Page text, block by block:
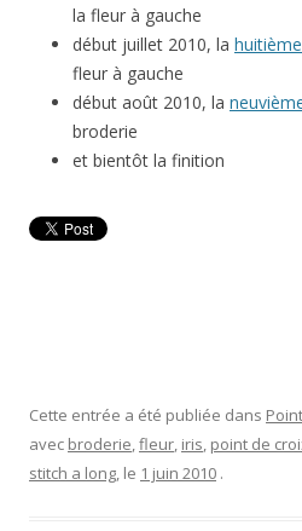
la fleur à gauche
début juillet 2010, la
fleur à gauche
début août 2010, la
broderie
et bientôt la finition
Cette entrée a été publiée dans
avec broderie,fleur, iris, point de
stitch a long, le 1 juin 2010 .